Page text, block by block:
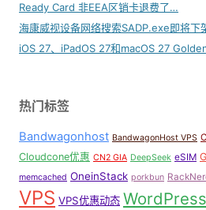
Ready Card 非EEA区销卡退费了…
海康威视设备网络搜索SADP.exe即将下
iOS 27、iPadOS 27和macOS 27
热门标签
Bandwagonhost BandwagonHost VPS
Cloudcone优惠 CN2 GIA DeepSeek eSIM
memcached OneinStack porkbun
VPS VPS优惠动态 WordPress